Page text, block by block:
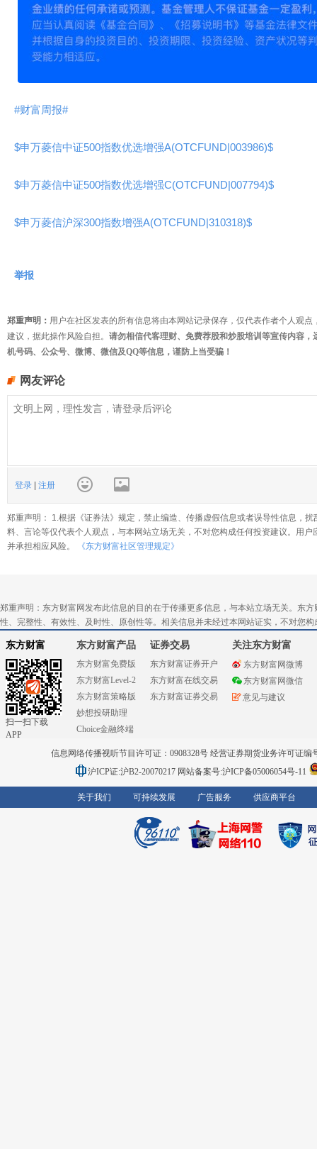
#财富周报#
$申万菱信中证500指数优选增强A(OTCFUND|003986)$
$申万菱信中证500指数优选增强C(OTCFUND|007794)$
$申万菱信沪深300指数增强A(OTCFUND|310318)$
举报
郑重声明： 用户在社区发表的所有信息将由本网站记录保存，仅代表作者个人观
建议，据此操作风险自担。 请勿相信代客理财、免费荐股和炒股培训等宣传内容
机号码、公众号、微博、微信及QQ等信息，谨防上当受骗！
网友评论
登录 注册
郑重声明： 1.根据《证券法》规定，禁止编造、传播虚假信息或者误导性信息，
料、言论等仅代表个人观点，与本网站立场无关，不对您构成任何投资建议。用
并承担相应风险。
《东方财富社区管理规定》
郑重声明：东方财富网发布此信息的目的在于传播更多信息，与本站立场无关。东
性、完整性、有效性、及时性、原创性等。相关信息并未经过本网站证实，不对您
东方财富
扫一扫下载
APP
东方财富产品
东方财富免费版
东方财富Level-2
东方财富策略版
妙想投研助理
Choice金融终端
证券交易
东方财富证券开户
东方财富在线交易
东方财富证券交易
关注东方财富
东方财富网微博
东方财富网微信
意见与建议
信息网络传播视听节目许可证：0908328号 经营证券期货业务许可证编
沪ICP证:沪B2-20070217 网站备案号:沪ICP备05006054号-11
关于我们 可持续发展 广告服务 供应商平台